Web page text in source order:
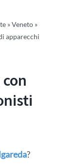
»Veneto»
apparecchi
?